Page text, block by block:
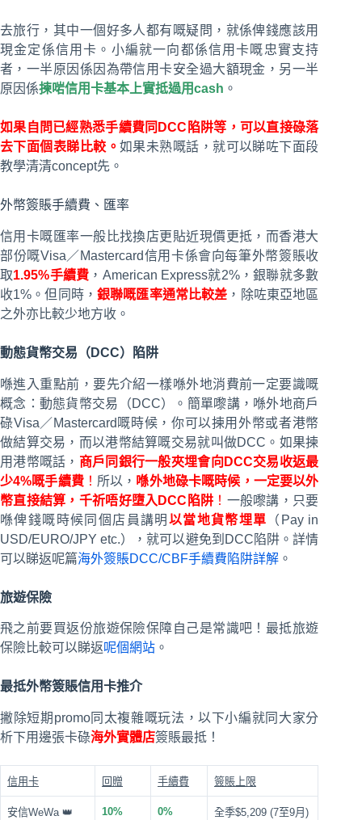
去旅行，其中一個好多人都有嘅疑問，就係俾錢應該用
現金定係信用卡。小編就一向都係信用卡嘅忠實支持
者，一半原因係因為帶信用卡安全過大額現金，另一半
原因係揀啱信用卡基本上實抵過用cash 。
如果自問已經熟悉手續費同DCC陷阱等，可以直接碌落
去下面個表睇比較。如果未熟嘅話，就可以睇咗下面段
教學清清concept先。
外幣簽賬手續費、匯率
信用卡嘅匯率一般比找換店更貼近現價更抵，而香港大
部份嘅Visa／Mastercard信用卡係會向每筆外幣簽賬收
取1.95%手續費 ，American Express就2%，銀聯就多數
收1%。但同時， 銀聯嘅匯率通常比較差 ，除咗東亞地區
之外亦比較少地方收。
動態貨幣交易（DCC）陷阱
喺進入重點前，要先介紹一樣喺外地消費前一定要識嘅
概念：動態貨幣交易（DCC）。簡單嚟講，喺外地商戶
碌Visa／Mastercard嘅時候，你可以揀用外幣或者港幣
做結算交易，而以港幣結算嘅交易就叫做DCC。如果揀
用港幣嘅話， 商戶同銀行一般夾埋會向DCC交易收返最
少4%嘅手續費！ 所以， 喺外地碌卡嘅時候，一定要以外
幣直接結算，千祈唔好墮入DCC陷阱 ！ 一般嚟講，只要
喺俾錢嘅時候同個店員講明 以當地貨幣埋單 （Pay in
USD/EURO/JPY etc.），就可以避免到DCC陷阱。詳情
可以睇返呢篇海外簽賬DCC/CBF手續費陷阱詳解 。
旅遊保險
飛之前要買返份旅遊保險保障自己是常識吧！最抵旅遊
保險比較可以睇返呢個網站 。
最抵外幣簽賬信用卡推介
撇除短期promo同太複雜嘅玩法，以下小編就同大家分
析下用邊張卡碌海外實體店簽賬最抵！
信用卡 回贈 手續費 簽賬上限
安信WeWa 👑 10% 0% 全季$5,209 (7至9月)